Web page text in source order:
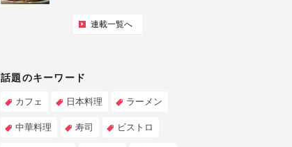
連載一覧へ
話題のキーワード
カフェ 日本料理 ラーメン
中華料理 寿司 ビストロ